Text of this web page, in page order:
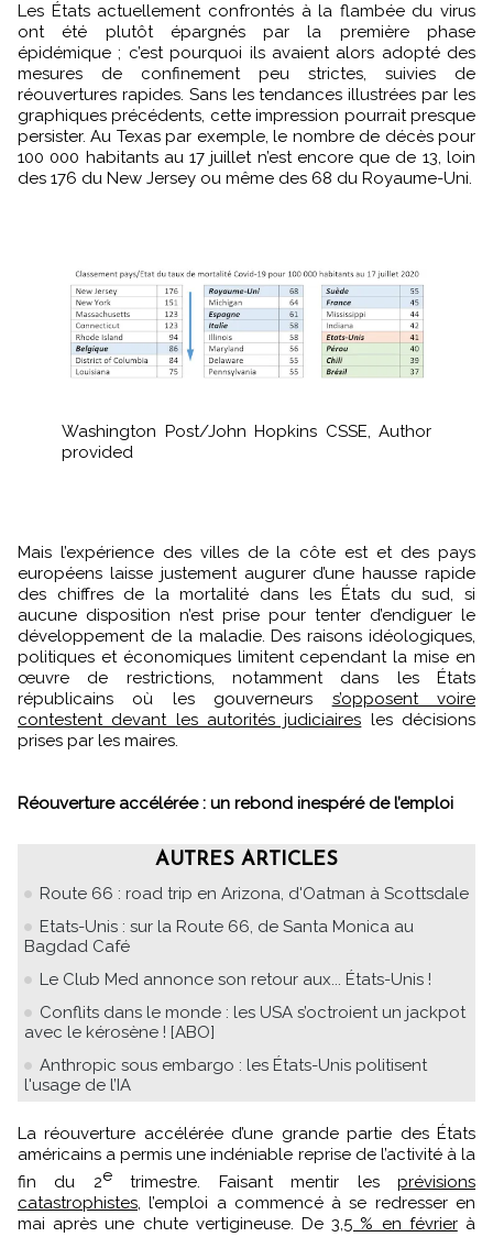
Les États actuellement confrontés à la flambée du virus
ont été plutôt épargnés par la première phase
épidémique ; c’est pourquoi ils avaient alors adopté des
mesures de confinement peu strictes, suivies de
réouvertures rapides. Sans les tendances illustrées par les
graphiques précédents, cette impression pourrait presque
persister. Au Texas par exemple, le nombre de décès pour
100 000 habitants au 17 juillet n’est encore que de 13, loin
des 176 du New Jersey ou même des 68 du Royaume-Uni.
Washington Post/John Hopkins CSSE
Author
provided
Mais l’expérience des villes de la côte est et des pays
européens laisse justement augurer d’une hausse rapide
des chiffres de la mortalité dans les États du sud, si
aucune disposition n’est prise pour tenter d’endiguer le
développement de la maladie. Des raisons idéologiques,
politiques et économiques limitent cependant la mise en
œuvre de restrictions, notamment dans les États
républicains où les gouverneurs s’opposent voire
contestent devant les autorités judiciaires les décisions
prises par les maires.
Réouverture accélérée : un rebond inespéré de l’emploi
AUTRES ARTICLES
Route 66 : road trip en Arizona, d'Oatman à Scottsdale
Etats-Unis : sur la Route 66, de Santa Monica au
Bagdad Café
Le Club Med annonce son retour aux... États-Unis !
Conflits dans le monde : les USA s’octroient un jackpot
avec le kérosène ! [ABO]
Anthropic sous embargo : les États-Unis politisent
l'usage de l’IA
La réouverture accélérée d’une grande partie des États
américains a permis une indéniable reprise de l’activité à la
fin du 2etrimestre. Faisant mentir lesprévisions
catastrophistes , l’emploi a commencé à se redresser en
mai après une chute vertigineuse. De3,5 % en févrierà